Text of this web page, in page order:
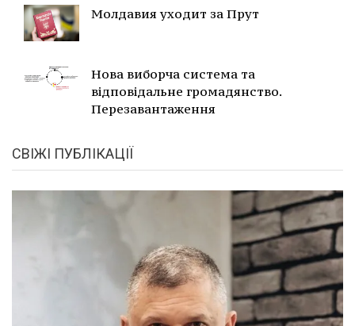
Молдавия уходит за Прут
Нова виборча система та
відповідальне громадянство.
Перезавантаження
СВІЖІ ПУБЛІКАЦІЇ